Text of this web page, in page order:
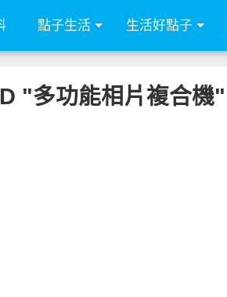
點子生活 生活好點子
"多功能相片複合機"